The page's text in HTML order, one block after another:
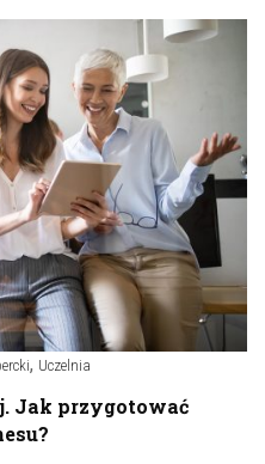
, Uczelnia
Jak przygotować